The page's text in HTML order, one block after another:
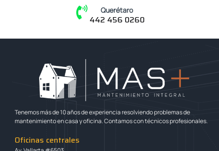
Querétaro
442 456 0260
Tenemos más de 10 años de experiencia resolviendo problemas de
mantenimiento en casa y oficina. Contamos con técnicos profesionales.
Oficinas centrales